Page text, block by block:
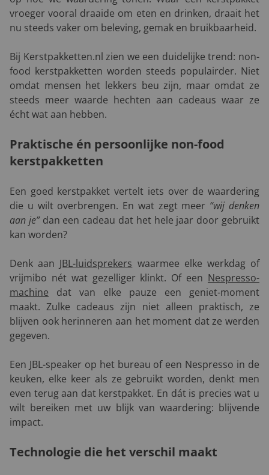
vroeger vooral draaide om eten en drinken, draait het
nu steeds vaker om beleving, gemak en bruikbaarheid.
Bij Kerstpakketten.nl zien we een duidelijke trend: non-
food kerstpakketten worden steeds populairder. Niet
omdat mensen het lekkers beu zijn, maar omdat ze
steeds meer waarde hechten aan cadeaus waar ze
écht wat aan hebben.
Praktische én persoonlijke non-food
kerstpakketten
Een goed kerstpakket vertelt iets over de waardering
die u wilt overbrengen. En wat zegt meer “wij denken
aan je”dan een cadeau dat het hele jaar door gebruikt
kan worden?
Denk aan JBL-luidsprekers waarmee elke werkdag of
vrijmibo nét wat gezelliger klinkt. Of een Nespresso-
machine dat van elke pauze een geniet-moment
maakt. Zulke cadeaus zijn niet alleen praktisch, ze
blijven ook herinneren aan het moment dat ze werden
gegeven.
Een JBL-speaker op het bureau of een Nespresso in de
keuken, elke keer als ze gebruikt worden, denkt men
even terug aan dat kerstpakket. En dát is precies wat u
wilt bereiken met uw blijk van waardering: blijvende
impact.
Technologie die het verschil maakt